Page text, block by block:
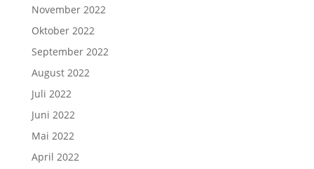
November 2022
Oktober 2022
September 2022
August 2022
Juli 2022
Juni 2022
Mai 2022
April 2022